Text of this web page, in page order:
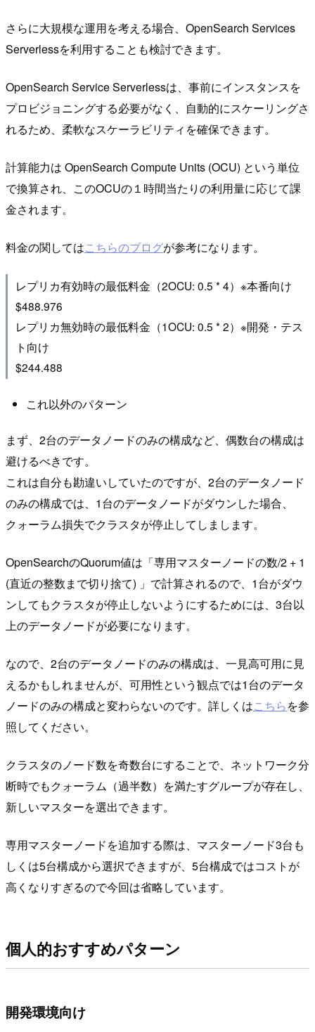
さらに大規模な運用を考える場合、OpenSearch Services
Serverlessを利用することも検討できます。
OpenSearch Service Serverlessは、事前にインスタンスを
プロビジョニングする必要がなく、自動的にスケーリングさ
れるため、柔軟なスケーラビリティを確保できます。
計算能力は OpenSearch Compute Units (OCU) という単位
で換算され、このOCUの１時間当たりの利用量に応じて課
金されます。
料金の関してはこちらのブログが参考になります。
レプリカ有効時の最低料金（2OCU: 0.5 * 4）※本番向け
$488.976
レプリカ無効時の最低料金（1OCU: 0.5 * 2）※開発・テス
ト向け
$244.488
これ以外のパターン
まず、2台のデータノードのみの構成など、偶数台の構成は
避けるべきです。
これは自分も勘違いしていたのですが、2台のデータノード
のみの構成では、1台のデータノードがダウンした場合、
クォーラム損失でクラスタが停止してしまします。
OpenSearchのQuorum値は「専用マスターノードの数/2 + 1
(直近の整数まで切り捨て) 」で計算されるので、1台がダウ
ンしてもクラスタが停止しないようにするためには、3台以
上のデータノードが必要になります。
なので、2台のデータノードのみの構成は、一見高可用に見
えるかもしれませんが、可用性という観点では1台のデータ
ノードのみの構成と変わらないのです。詳しくはこちらを参
照してください。
クラスタのノード数を奇数台にすることで、ネットワーク分
断時でもクォーラム（過半数）を満たすグループが存在し、
新しいマスターを選出できます。
専用マスターノードを追加する際は、マスターノード3台も
しくは5台構成から選択できますが、5台構成ではコストが
高くなりすぎるので今回は省略しています。
個人的おすすめパターン
開発環境向け